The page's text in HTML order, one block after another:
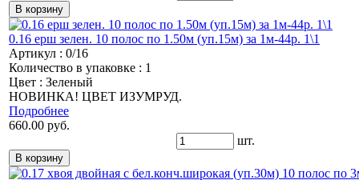
0.16 ерш зелен. 10 полос по 1.50м (уп.15м) за 1м-44р. 1\1
Артикул : 0/16
Количество в упаковке : 1
Цвет : Зеленый
НОВИНКА! ЦВЕТ ИЗУМРУД.
Подробнее
660.00 руб.
шт.